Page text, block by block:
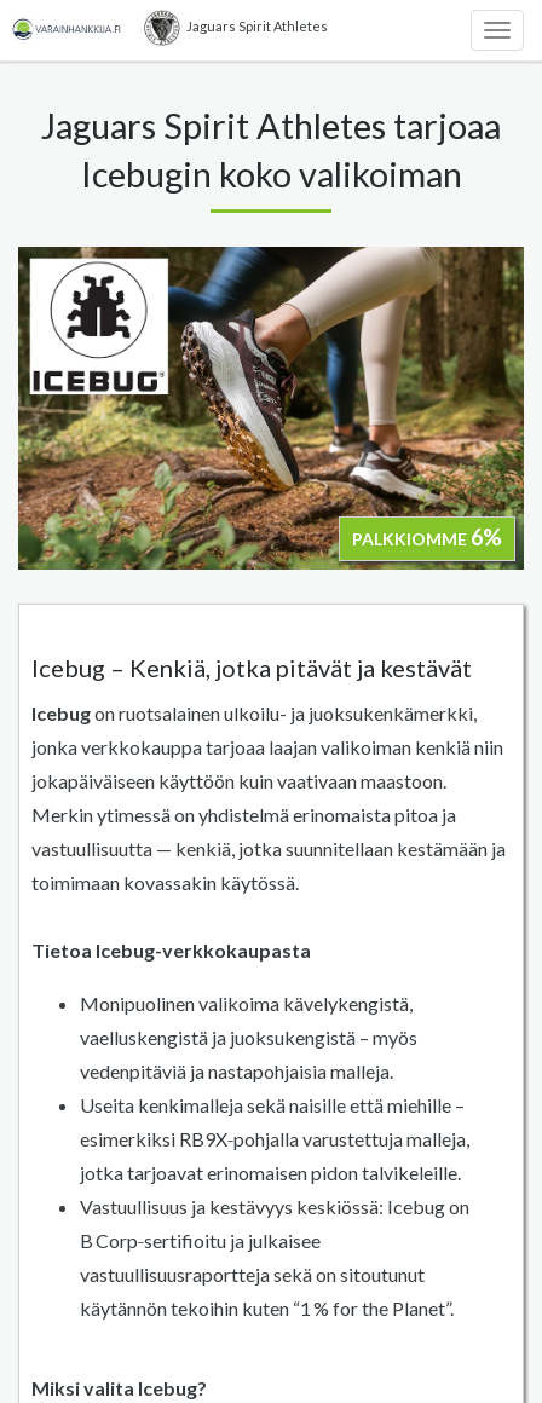
Jaguars Spirit Athletes
Jaguars Spirit Athletes tarjoaa
Icebugin koko valikoiman
PALKKIOMME 6%
Icebug – Kenkiä, jotka pitävät ja kestävät
Icebugon ruotsalainen ulkoilu- ja juoksukenkämerkki,
jonka verkkokauppa tarjoaa laajan valikoiman kenkiä niin
jokapäiväiseen käyttöön kuin vaativaan maastoon.
Merkin ytimessä on yhdistelmä erinomaista pitoa ja
vastuullisuutta — kenkiä, jotka suunnitellaan kestämään ja
toimimaan kovassakin käytössä.
Tietoa Icebug-verkkokaupasta
Monipuolinen valikoima kävelykengistä,
vaelluskengistä ja juoksukengistä – myös
vedenpitäviä ja nastapohjaisia malleja.
Useita kenkimalleja sekä naisille että miehille –
esimerkiksi RB9X‑pohjalla varustettuja malleja,
jotka tarjoavat erinomaisen pidon talvikeleille.
Vastuullisuus ja kestävyys keskiössä: Icebug on
B Corp‑sertifioitu ja julkaisee
vastuullisuusraportteja sekä on sitoutunut
käytännön tekoihin kuten “1 % for the Planet”.
Miksi valita Icebug?